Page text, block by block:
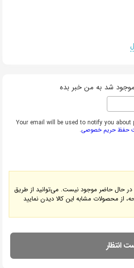
شد به من خبر بده
Your email will be used to notify you about
حفظ حریم خصوصی.
در حال حاضر موجود نیست. می‌توانید از طریق
از محصولات مشابه این کالا دیدن نمایید
انتظار